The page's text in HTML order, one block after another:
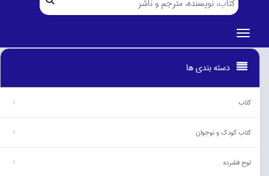
دسته بندی ها
كتاب
كتاب كودك و نوجوان
لوح فشرده